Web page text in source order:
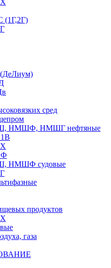
сред
НМШФ, НМШГ нефтяные
НМШФ судовые
продуктов
газа